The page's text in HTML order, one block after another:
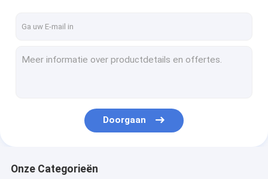
Doorgaan
Onze Categorieën